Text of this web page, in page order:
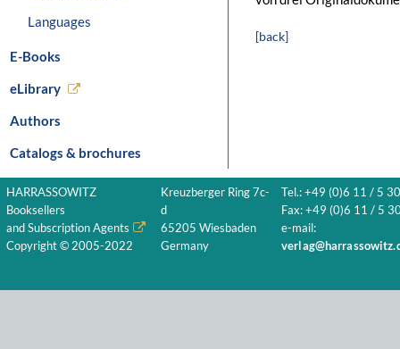
Languages
E-Books
eLibrary
Authors
Catalogs & brochures
[back]
HARRASSOWITZ
Booksellers
and Subscription Agents
Copyright © 2005-2022
Kreuzberger Ring 7c-
d
65205 Wiesbaden
Germany
Tel.: +49 (0)6 11 / 5
Fax: +49 (0)6 11 / 5
e-mail: